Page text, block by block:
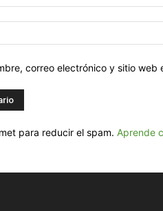
correo electrónico y sitio
para reducir el spam. Aprende